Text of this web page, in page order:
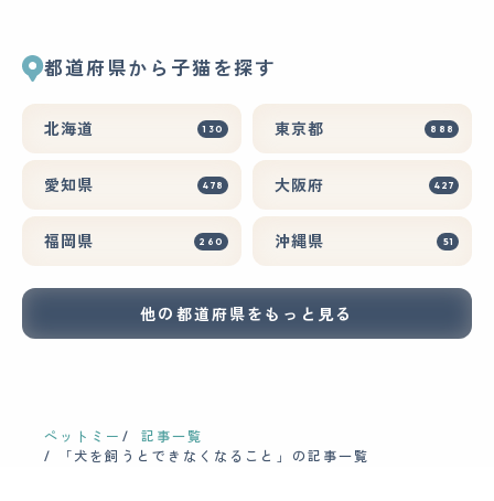
都道府県から子猫を探す
北海道 130 東京都 888
愛知県 478 大阪府 427
福岡県 260 沖縄県 51
他の都道府県をもっと見る
ペットミー
記事一覧
「犬を飼うとできなくなること」の記事一覧